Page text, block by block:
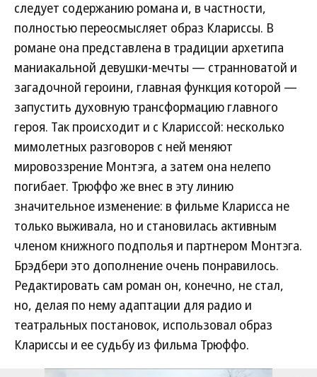
следует содержанию романа и, в частности,
полностью переосмысляет образ Клариссы. В
романе она представлена в традиции архетипа
маниакальной девушки-мечты — странноватой и
загадочной героини, главная функция которой —
запустить духовную трансформацию главного
героя. Так происходит и с Клариссой: несколько
мимолетных разговоров с ней меняют
мировоззрение Монтэга, а затем она нелепо
погибает. Трюффо же внес в эту линию
значительное изменение: в фильме Кларисса не
только выживала, но и становилась активным
членом книжного подполья и партнером Монтэга.
Брэдбери это дополнение очень понравилось.
Редактировать сам роман он, конечно, не стал,
но, делая по нему адаптации для радио и
театральных постановок, использовал образ
Клариссы и ее судьбу из фильма Трюффо.